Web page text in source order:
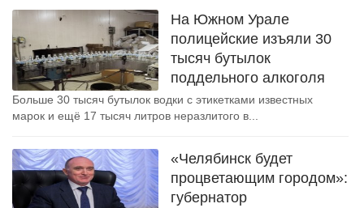
На Южном Урале
полицейские изъяли 30
тысяч бутылок
поддельного алкоголя
Больше 30 тысяч бутылок водки с этикетками известных
марок и ещё 17 тысяч литров неразлитого в...
«Челябинск будет
процветающим городом»:
губернатор